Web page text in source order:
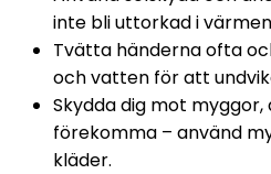
inte bli uttorkad i
Tvätta händerna ofta
och vatten för att
Skydda dig mot
förekomma – använd
kläder.